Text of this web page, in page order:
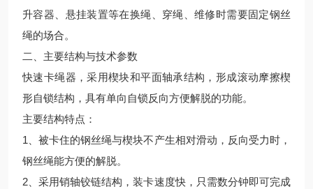
升容器、悬挂装置等在换绳、穿绳、维修时需要固定钢丝
绳的场合。
二、主要结构与技术参数
快速卡绳器，采用楔块和平面轴承结构，形成滚动摩擦楔
形自锁结构，具有单向自锁反向方便解脱的功能。
主要结构特点：
1、被卡住的钢丝绳与楔块不产生相对滑动，反向受力时，
钢丝绳能方便的解脱。
2、采用销轴铰链结构，装卡速度快，只需数分钟即可完成